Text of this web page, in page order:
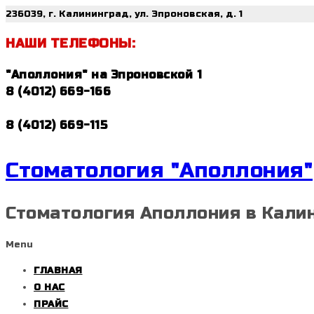
236039, г. Калининград, ул. Эпроновская, д. 1
НАШИ ТЕЛЕФОНЫ:
"Аполлония" на Эпроновской 1
8 (4012) 669-166
8 (4012) 669-115
Стоматология "Аполлония"
Стоматология Аполлония в
Menu
ГЛАВНАЯ
О НАС
ПРАЙС